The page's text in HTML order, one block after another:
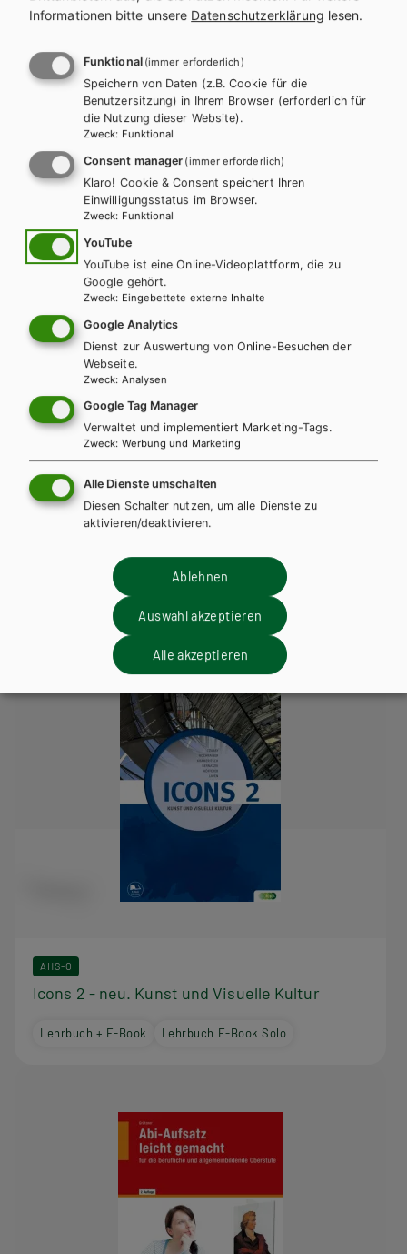
Schulbuchreihe
Icons 2 - neu. Kunst und Visuelle Kultur
Lehrbuch E-Book Solo
Diese Bücher könnten Sie
ebenfalls interessieren
AHS-O
Icons 2 - neu. Kunst und Visuelle Kultur
Lehrbuch + E-Book Lehrbuch E-Book Solo
Informationen bitte unsere Datenschutzerklärung lesen.
Funktional (immer erforderlich)
Speichern von Daten (z.B. Cookie für die
Benutzersitzung) in Ihrem Browser (erforderlich für
die Nutzung dieser Website).
Zweck: Funktional
Consent manager (immer erforderlich)
Klaro! Cookie & Consent speichert Ihren
Einwilligungsstatus im Browser.
Zweck: Funktional
YouTube
YouTube ist eine Online-Videoplattform, die zu
Google gehört.
Zweck: Eingebettete externe Inhalte
Google Analytics
Dienst zur Auswertung von Online-Besuchen der
Webseite.
Zweck: Analysen
Google Tag Manager
Verwaltet und implementiert Marketing-Tags.
Zweck: Werbung und Marketing
Alle Dienste umschalten
Diesen Schalter nutzen, um alle Dienste zu
aktivieren/deaktivieren.
Ablehnen
Auswahl akzeptieren
Alle akzeptieren